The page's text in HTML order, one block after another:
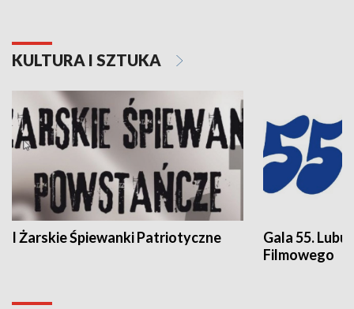
KULTURA I SZTUKA
I Żarskie Śpiewanki Patriotyczne
Gala 55.
Filmowego